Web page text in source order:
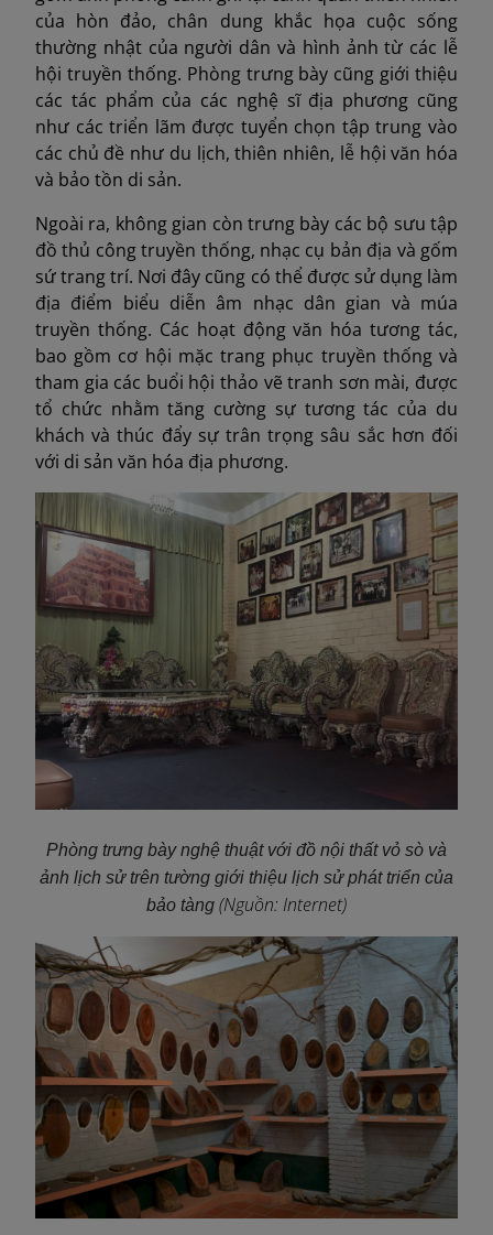
của hòn đảo, chân dung khắc họa cuộc sống
thường nhật của người dân và hình ảnh từ các lễ
hội truyền thống. Phòng trưng bày cũng giới thiệu
các tác phẩm của các nghệ sĩ địa phương cũng
như các triển lãm được tuyển chọn tập trung vào
các chủ đề như du lịch, thiên nhiên, lễ hội văn hóa
và bảo tồn di sản.
Ngoài ra, không gian còn trưng bày các bộ sưu tập
đồ thủ công truyền thống, nhạc cụ bản địa và gốm
sứ trang trí. Nơi đây cũng có thể được sử dụng làm
địa điểm biểu diễn âm nhạc dân gian và múa
truyền thống. Các hoạt động văn hóa tương tác,
bao gồm cơ hội mặc trang phục truyền thống và
tham gia các buổi hội thảo vẽ tranh sơn mài, được
tổ chức nhằm tăng cường sự tương tác của du
khách và thúc đẩy sự trân trọng sâu sắc hơn đối
với di sản văn hóa địa phương.
Phòng trưng bày nghệ thuật với đồ nội thất vỏ sò và
ảnh lịch sử trên tường giới thiệu lịch sử phát triển của
bảo tàng (Nguồn: Internet)